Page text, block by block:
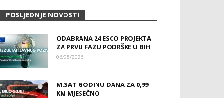
POSLJEDNJE NOVOSTI
ODABRANA 24 ESCO PROJEKTA
ZA PRVU FAZU PODRŠKE U BIH
06/08/2026
M:SAT GODINU DANA ZA 0,99
KM MJESEČNO